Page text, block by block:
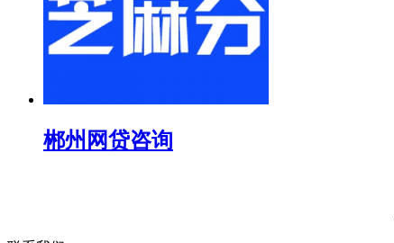
郴州网贷咨询